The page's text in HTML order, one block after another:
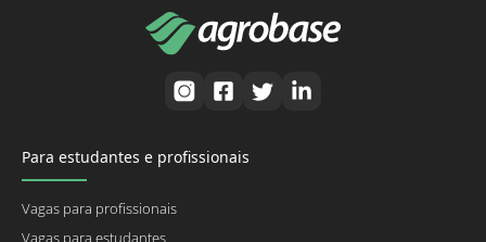
Para estudantes e profissionais
Vagas para profissionais
Vagas para estudantes